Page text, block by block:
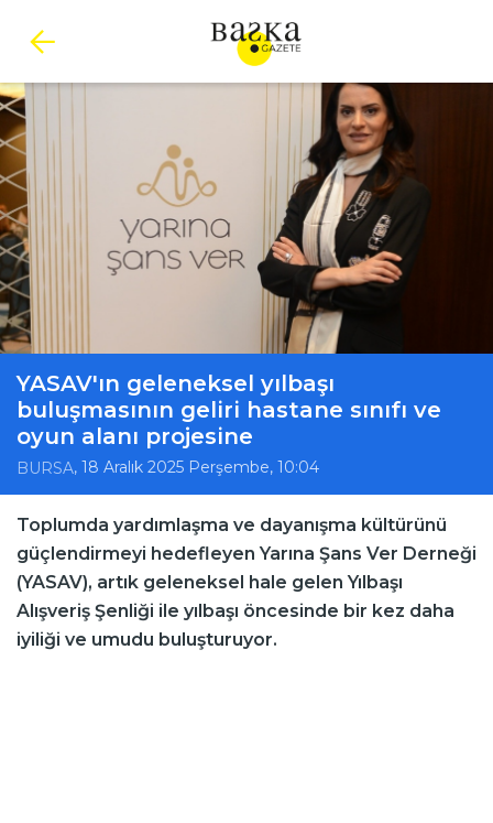
YASAV'ın geleneksel yılbaşı
buluşmasının geliri hastane sınıfı ve
oyun alanı projesine
BURSA, 18 Aralık 2025 Perşembe, 10:04
Toplumda yardımlaşma ve dayanışma kültürünü
güçlendirmeyi hedefleyen Yarına Şans Ver Derneği
(YASAV), artık geleneksel hale gelen Yılbaşı
Alışveriş Şenliği ile yılbaşı öncesinde bir kez daha
iyiliği ve umudu buluşturuyor.